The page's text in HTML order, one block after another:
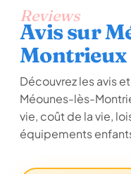
Reviews
Avis sur
Montrieux
Découvrez les avis
Méounes-lès-
vie, coût de la vie,
équipements